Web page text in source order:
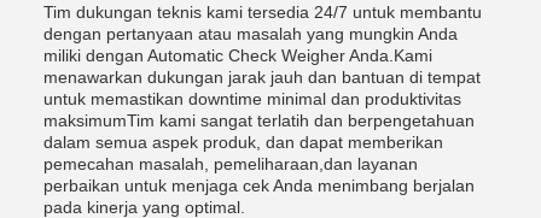
Tim dukungan teknis kami tersedia 24/7 untuk membantu
dengan pertanyaan atau masalah yang mungkin Anda
miliki dengan Automatic Check Weigher Anda.Kami
menawarkan dukungan jarak jauh dan bantuan di tempat
untuk memastikan downtime minimal dan produktivitas
maksimumTim kami sangat terlatih dan berpengetahuan
dalam semua aspek produk, dan dapat memberikan
pemecahan masalah, pemeliharaan,dan layanan
perbaikan untuk menjaga cek Anda menimbang berjalan
pada kinerja yang optimal.